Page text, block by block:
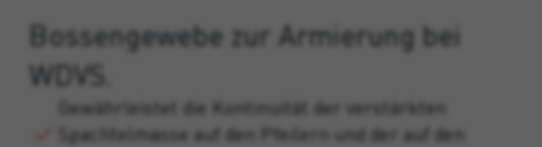
Bossengewebe zur Armierung bei
WDVS.
Gewährleistet die Kontinuität der verstärkten
Spachtelmasse auf den Pfeilern und der auf den